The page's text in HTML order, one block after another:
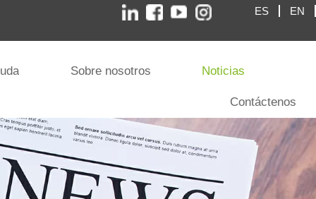
ES EN
Sobre nosotros Noticias
Contáctenos